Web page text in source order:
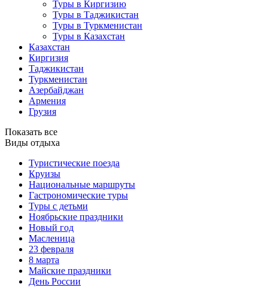
Туры в Киргизию
Туры в Таджикистан
Туры в Туркменистан
Туры в Казахстан
Казахстан
Киргизия
Таджикистан
Туркменистан
Азербайджан
Армения
Грузия
Показать все
Виды отдыха
Туристические поезда
Круизы
Национальные маршруты
Гастрономические туры
Туры с детьми
Ноябрьские праздники
Новый год
Масленица
23 февраля
8 марта
Майские праздники
День России